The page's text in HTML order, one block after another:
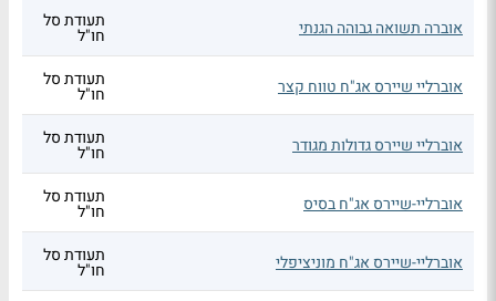
אוברה תשואה גבוהה הגנתי תעודת סל
חו"ל
אוברליי שיירס אג"ח טווח קצר תעודת סל
חו"ל
אוברליי שיירס גדולות מגודר תעודת סל
חו"ל
אוברליי-שיירס אג"ח בסיס תעודת סל
חו"ל
אוברליי-שיירס אג"ח מוניציפלי תעודת סל
חו"ל